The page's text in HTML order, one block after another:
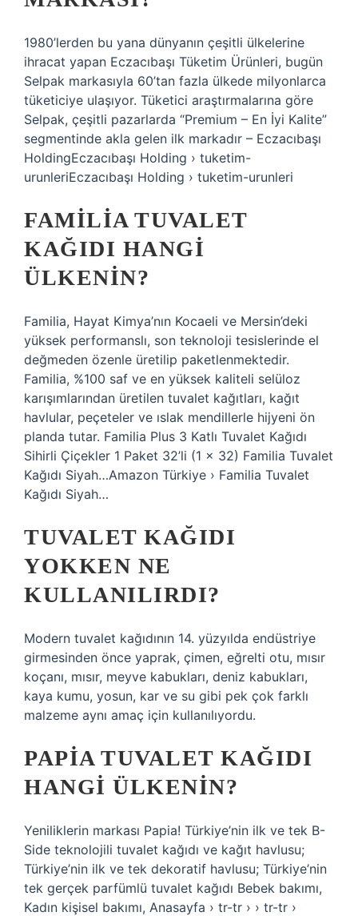
1980’lerden bu yana dünyanın çeşitli ülkelerine
ihracat yapan Eczacıbaşı Tüketim Ürünleri, bugün
Selpak markasıyla 60’tan fazla ülkede milyonlarca
tüketiciye ulaşıyor. Tüketici araştırmalarına göre
Selpak, çeşitli pazarlarda “Premium – En İyi Kalite”
segmentinde akla gelen ilk markadır – Eczacıbaşı
HoldingEczacıbaşı Holding › tuketim-
urunleriEczacıbaşı Holding › tuketim-urunleri
FAMILIA TUVALET
KAĞIDI HANGI
ÜLKENIN?
Familia, Hayat Kimya’nın Kocaeli ve Mersin’deki
yüksek performanslı, son teknoloji tesislerinde el
değmeden özenle üretilip paketlenmektedir.
Familia, %100 saf ve en yüksek kaliteli selüloz
karışımlarından üretilen tuvalet kağıtları, kağıt
havlular, peçeteler ve ıslak mendillerle hijyeni ön
planda tutar. Familia Plus 3 Katlı Tuvalet Kağıdı
Sihirli Çiçekler 1 Paket 32’li (1 x 32) Familia Tuvalet
Kağıdı Siyah…Amazon Türkiye › Familia Tuvalet
Kağıdı Siyah…
TUVALET KAĞIDI
YOKKEN NE
KULLANILIRDI?
Modern tuvalet kağıdının 14. yüzyılda endüstriye
girmesinden önce yaprak, çimen, eğrelti otu, mısır
koçanı, mısır, meyve kabukları, deniz kabukları,
kaya kumu, yosun, kar ve su gibi pek çok farklı
malzeme aynı amaç için kullanılıyordu.
PAPIA TUVALET KAĞIDI
HANGI ÜLKENIN?
Yeniliklerin markası Papia! Türkiye’nin ilk ve tek B-
Side teknolojili tuvalet kağıdı ve kağıt havlusu;
Türkiye’nin ilk ve tek dekoratif havlusu; Türkiye’nin
tek gerçek parfümlü tuvalet kağıdı Bebek bakımı,
Kadın kişisel bakımı, Anasayfa › tr-tr › › tr-tr ›